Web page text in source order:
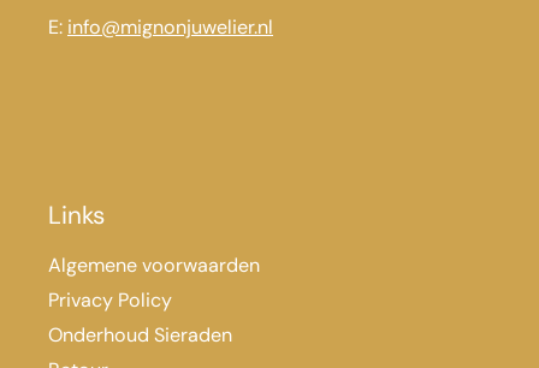
E: info@mignonjuwelier.nl
Links
Algemene voorwaarden
Privacy Policy
Onderhoud Sieraden